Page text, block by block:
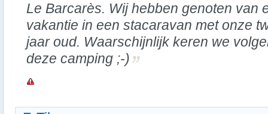
Le Barcarès. Wij hebben genoten van
vakantie in een stacaravan met onze
jaar oud. Waarschijnlijk keren we
deze camping ;-)